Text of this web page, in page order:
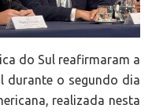
do Sul reafirmaram a
durante o segundo dia
realizada nesta